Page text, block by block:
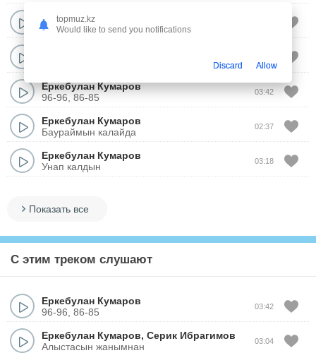
Еркебулан Кумаров
Моя королева
Еркебулан Кумаров
96-96, 86-85
03:42
Еркебулан Кумаров
Баураймын калайда
02:37
Еркебулан Кумаров
Унап калдын
03:18
Показать все
С этим треком слушают
Еркебулан Кумаров
96-96, 86-85
03:42
Еркебулан Кумаров, Серик Ибрагимов
Алыстасын жанымнан
03:04
topmuz.kz
Would like to send you notifications
Discard Allow